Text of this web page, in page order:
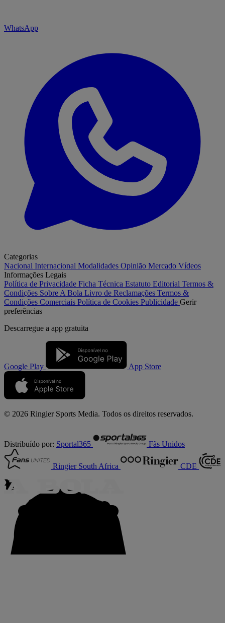
WhatsApp
Categorias
Nacional Internacional Modalidades Opinião Mercado Vídeos
Informações Legais
Política de Privacidade Ficha Técnica Estatuto Editorial Termos &
Condições Sobre A Bola Livro de Reclamações Termos &
Condições Comerciais Política de Cookies Publicidade Gerir
preferências
Descarregue a app gratuita
Google Play App Store
© 2026 Ringier Sports Media. Todos os direitos reservados.
Distribuído por: Sportal365 Fãs Unidos
Ringier South Africa CDE